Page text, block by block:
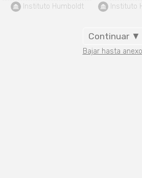
Instituto Humboldt Instituto
Continuar ▼
Bajar hasta